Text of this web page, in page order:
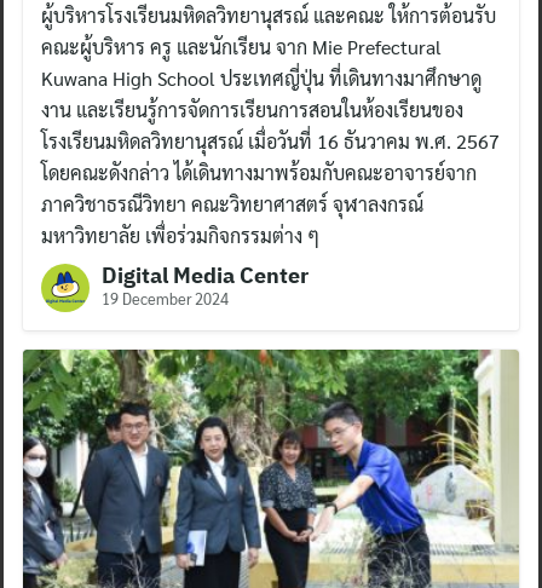
ผู้บริหารโรงเรียนมหิดลวิทยานุสรณ์ และคณะ ให้การต้อนรับ
คณะผู้บริหาร ครู และนักเรียน จาก Mie Prefectural
Kuwana High School ประเทศญี่ปุ่น ที่เดินทางมาศึกษาดู
งาน และเรียนรู้การจัดการเรียนการสอนในห้องเรียนของ
โรงเรียนมหิดลวิทยานุสรณ์ เมื่อวันที่ 16 ธันวาคม พ.ศ. 2567
โดยคณะดังกล่าว ได้เดินทางมาพร้อมกับคณะอาจารย์จาก
ภาควิชาธรณีวิทยา คณะวิทยาศาสตร์ จุฬาลงกรณ์
มหาวิทยาลัย เพื่อร่วมกิจกรรมต่าง ๆ
Digital Media Center
19 December 2024